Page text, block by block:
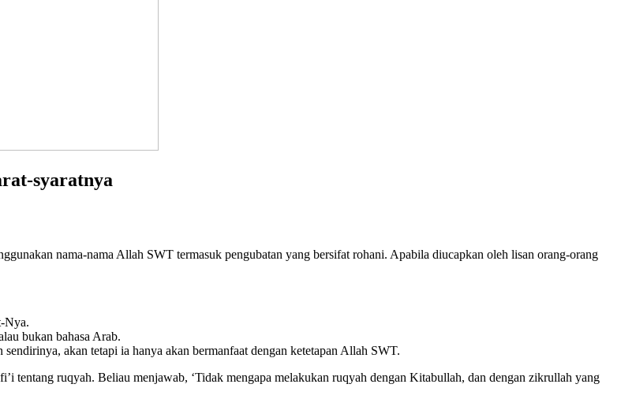
syaratnya
nama-nama Allah SWT termasuk pengubatan yang bersifat rohani. Apabila diucapkan oleh lisan orang-orang
Nya.
bukan bahasa Arab.
akan tetapi ia hanya akan bermanfaat dengan ketetapan Allah SWT.
tentang ruqyah. Beliau menjawab, ‘Tidak mengapa melakukan ruqyah dengan Kitabullah, dan dengan zikrullah yang